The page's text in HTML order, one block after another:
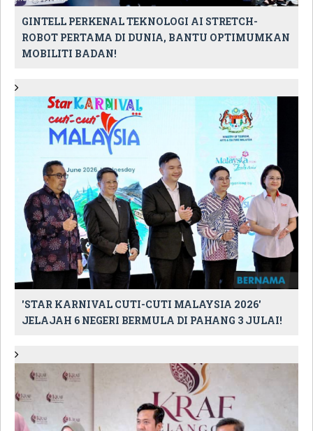
GINTELL PERKENAL TEKNOLOGI AI STRETCH-
ROBOT PERTAMA DI DUNIA, BANTU OPTIMUMKAN
MOBILITI BADAN!
'STAR KARNIVAL CUTI-CUTI MALAYSIA 2026'
JELAJAH 6 NEGERI BERMULA DI PAHANG 3 JULAI!